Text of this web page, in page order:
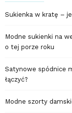
Sukienka w kratę –
Modne sukienki na
o tej porze roku
Satynowe spódnice
łączyć?
Modne szorty